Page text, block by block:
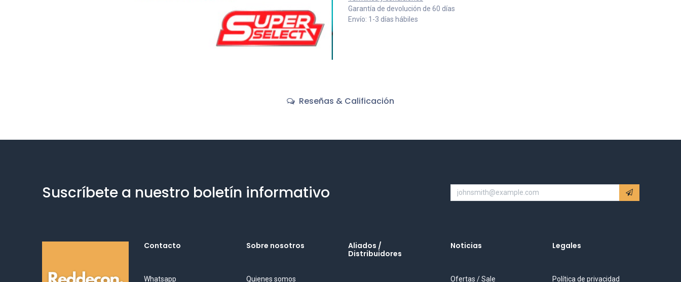
Garantía de devolución de 60 días
Envío: 1-3 días hábiles
Reseñas & Calificación
Suscríbete a nuestro boletín informativo
Contacto
Whatsapp
Sobre nosotros
Quienes somos
Aliados /
Distribuidores
Noticias
Ofertas / Sale
Legales
Política de privacidad